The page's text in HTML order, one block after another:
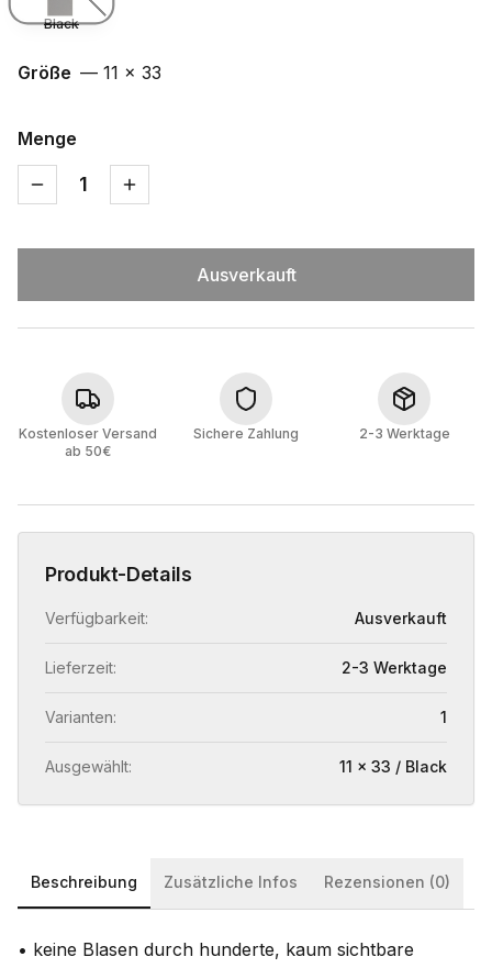
Black
Größe — 11 x 33
Menge
1
Ausverkauft
Kostenloser Versand
ab 50€
Sichere Zahlung 2-3 Werktage
Produkt-Details
Verfügbarkeit: Ausverkauft
Lieferzeit: 2-3 Werktage
Varianten: 1
Ausgewählt: 11 x 33 / Black
Beschreibung Zusätzliche Infos Rezensionen (0)
• keine Blasen durch hunderte, kaum sichtbare